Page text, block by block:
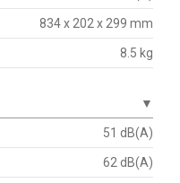
834 x 202 x 299 mm
8.5 kg
▼
51 dB(A)
62 dB(A)